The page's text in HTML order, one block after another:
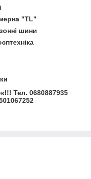
"TL"
шини
Тел. 0680887935